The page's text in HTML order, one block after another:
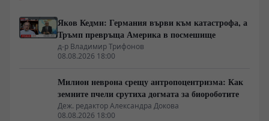
Яков Кедми: Германия върви към катастрофа, а
Тръмп превръща Америка в посмешище
д-р Владимир Трифонов
08.08.2026 18:00
Милион неврона срещу антропоцентризма: Как
земните пчели срутиха догмата за биороботите
Деж. редактор Александра Докова
08.08.2026 18:00